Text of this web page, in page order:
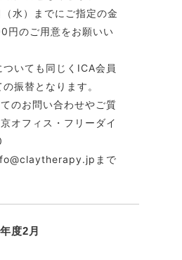
水）までにご指定の金
円のご用意をお願いい
いても同じくICA会員
振替となります。
のお問い合わせやご質
オフィス・フリーダイ
まで
度2月